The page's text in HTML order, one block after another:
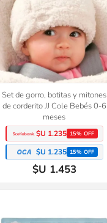
Set de gorro, botitas y mitones
de corderito JJ Cole Bebés 0-6
meses
$U 1.235 15% OFF
$U 1.235 15% OFF
$U 1.453